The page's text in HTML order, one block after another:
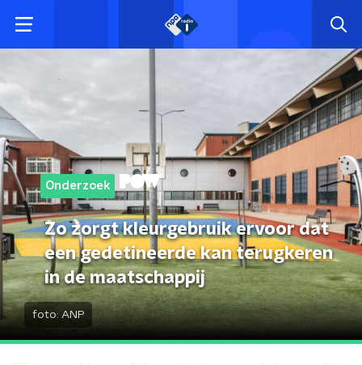
Onderzoek
Zo zorgt kleurgebruik ervoor dat
een gedetineerde kan terugkeren
in de maatschappij
foto: ANP